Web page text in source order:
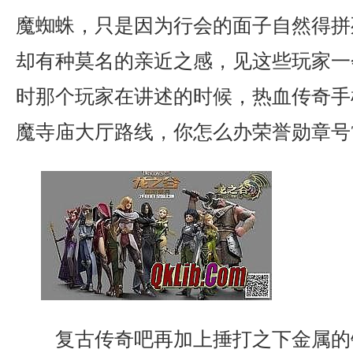
魔蜘蛛，只是因为行会的面子自然得
却有种莫名的亲近之感，见这些玩家
时那个玩家在讲述的时候，热血传奇
魔寺庙大厅路线，你怎么办荣誉勋章号
复古传奇吧再加上捶打之下金属